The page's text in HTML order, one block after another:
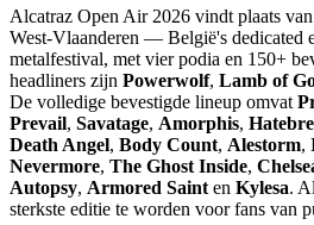
Alcatraz Open Air 2026 vindt plaats
West-Vlaanderen — België's dedicated
metalfestival, met vier podia en 150+
headliners zijn Powerwolf, Lamb of
De volledige bevestigde lineup omvat
Prevail, Savatage, Amorphis,
Death Angel, Body Count, Alestorm,
Nevermore, The Ghost Inside,
Autopsy, Armored Saint en Kylesa.
sterkste editie te worden voor fans van